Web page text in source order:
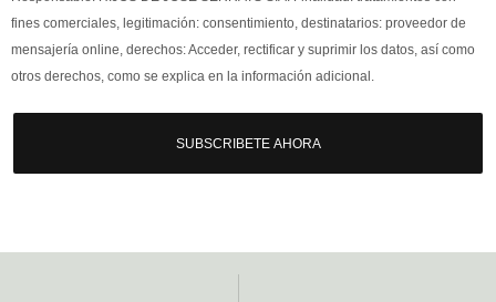
fines comerciales, legitimación: consentimiento, destinatarios: proveedor de
mensajería online, derechos: Acceder, rectificar y suprimir los datos, así como
otros derechos, como se explica en la información adicional.
SUBSCRIBETE AHORA